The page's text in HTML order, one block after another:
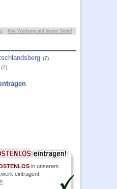
: Ihre Werbung auf dieser Seite!
(7)
(7)
in unserem
eintragen!